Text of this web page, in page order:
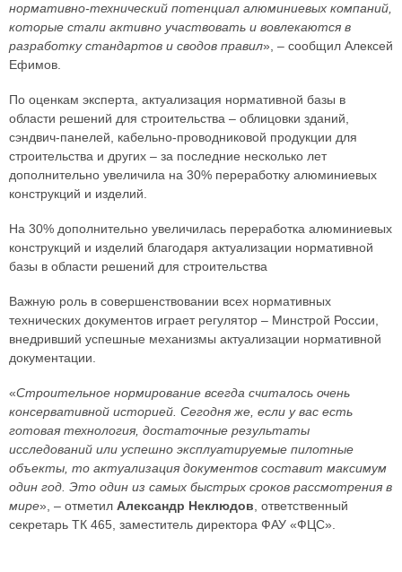
нормативно-технический потенциал алюминиевых компаний,
которые стали активно участвовать и вовлекаются в
разработку стандартов и сводов правил», – сообщил Алексей
Ефимов.
По оценкам эксперта, актуализация нормативной базы в
области решений для строительства – облицовки зданий,
сэндвич-панелей, кабельно-проводниковой продукции для
строительства и других – за последние несколько лет
дополнительно увеличила на 30% переработку алюминиевых
конструкций и изделий.
На 30% дополнительно увеличилась переработка алюминиевых
конструкций и изделий благодаря актуализации нормативной
базы в области решений для строительства
Важную роль в совершенствовании всех нормативных
технических документов играет регулятор – Минстрой России,
внедривший успешные механизмы актуализации нормативной
документации.
«Строительное нормирование всегда считалось очень
консервативной историей. Сегодня же, если у вас есть
готовая технология, достаточные результаты
исследований или успешно эксплуатируемые пилотные
объекты, то актуализация документов составит максимум
один год. Это один из самых быстрых сроков рассмотрения в
мире», – отметил Александр Неклюдов, ответственный
секретарь ТК 465, заместитель директора ФАУ «ФЦС».